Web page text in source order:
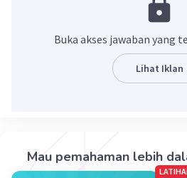
Bandon = 2a + 4
Caca = 4a - 6
Dimas = a + 8
Rata-rata = 20
20 = {(3a + 4) + (2a + 4) +
(20 x 4) = 10a + 10
Buka akses jawaban yang
Lihat Iklan
Mau pemahaman lebih